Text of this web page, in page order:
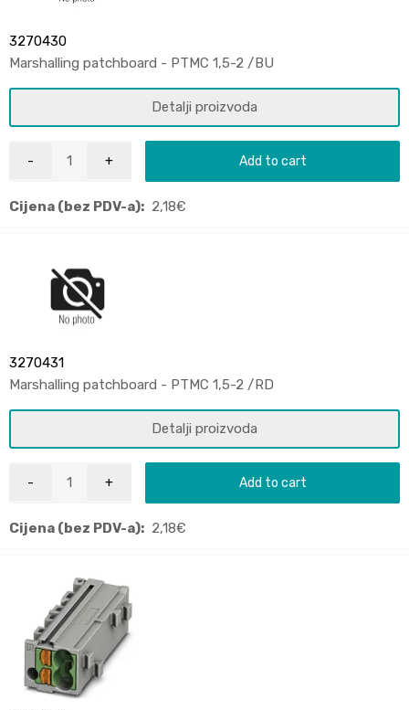
3270430
Marshalling patchboard - PTMC 1,5-2 /BU
Detalji proizvoda
Add to cart
Cijena (bez PDV-a): 2,18€
3270431
Marshalling patchboard - PTMC 1,5-2 /RD
Detalji proizvoda
Add to cart
Cijena (bez PDV-a): 2,18€